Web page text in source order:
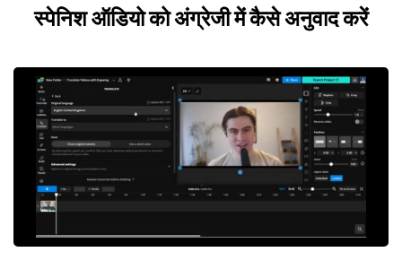
स्पेनिश ऑडियो को अंग्रेजी में कैसे अनुवाद करें